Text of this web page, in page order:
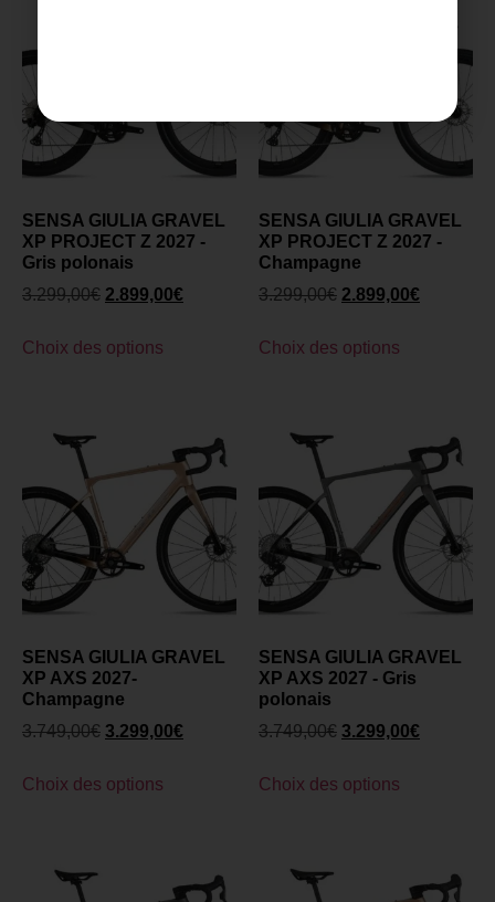
SENSA GIULIA GRAVEL
XP PROJECT Z 2027 -
Gris polonais
3.299,00€ 2.899,00€
Choix des options
SENSA GIULIA GRAVEL
XP PROJECT Z 2027 -
Champagne
3.299,00€ 2.899,00€
Choix des options
SENSA GIULIA GRAVEL
XP AXS 2027-
Champagne
3.749,00€ 3.299,00€
Choix des options
SENSA GIULIA GRAVEL
XP AXS 2027 - Gris
polonais
3.749,00€ 3.299,00€
Choix des options